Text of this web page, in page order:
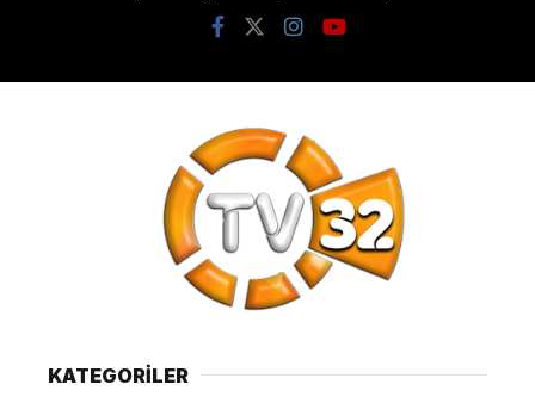
KATEGORİLER